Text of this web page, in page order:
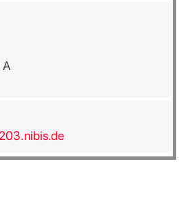
A